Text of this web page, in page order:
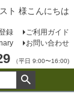
ト 様こんにちは
録
ご利用ガイド
お問い合わせ
（平日 9:00〜16:00)